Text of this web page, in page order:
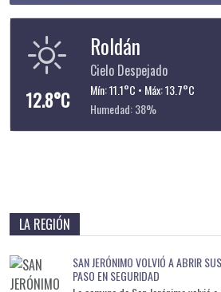
12.8°C
Roldán
Cielo Despejado
Mín: 11.1°C • Máx: 13.7°C
Humedad: 38%
LA REGIÓN
SAN JERÓNIMO VOLVIÓ A ABRIR
PASO EN SEGURIDAD